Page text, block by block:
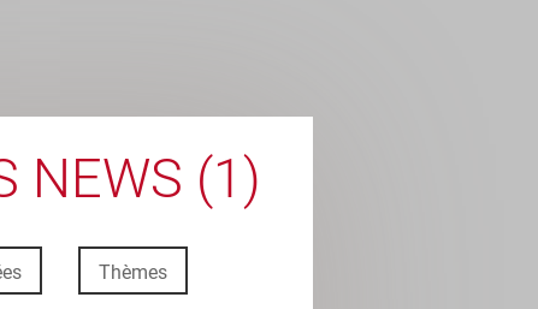
NEWS (1)
Thèmes